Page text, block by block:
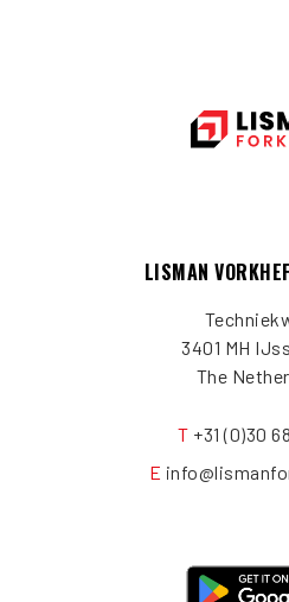
LISMAN
3401 MH
The
T +31 (0)30
E